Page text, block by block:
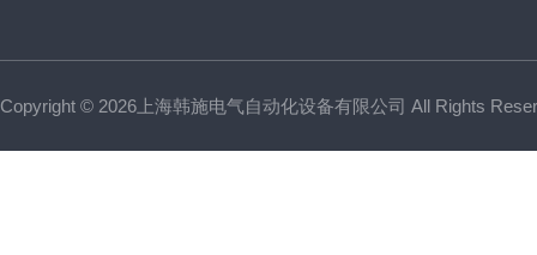
Copyright © 2026上海韩施电气自动化设备有限公司 All Rights